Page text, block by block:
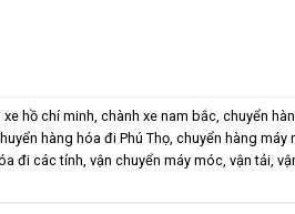
xe hồ chí minh chành xe nam bắc chuyển
hàng hóa đi Phú Thọ chuyển hàng máy
đi các tỉnh vận chuyển máy móc vận tải